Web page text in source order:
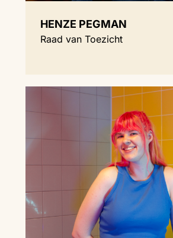
HENZE PEGMAN
Raad van Toezicht